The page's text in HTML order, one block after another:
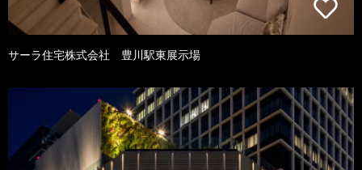
サーラ住宅株式会社 豊川駅東展示場